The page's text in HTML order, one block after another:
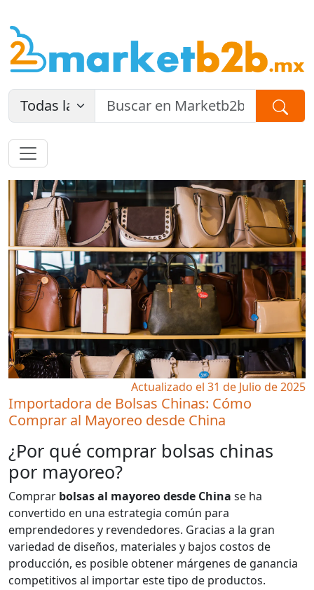
Actualizado el 31 de Julio de 2025
Importadora de Bolsas Chinas: Cómo
Comprar al Mayoreo desde China
¿Por qué comprar bolsas chinas
por mayoreo?
Comprar bolsas al mayoreo desde China se ha
convertido en una estrategia común para
emprendedores y revendedores. Gracias a la gran
variedad de diseños, materiales y bajos costos de
producción, es posible obtener márgenes de ganancia
competitivos al importar este tipo de productos.